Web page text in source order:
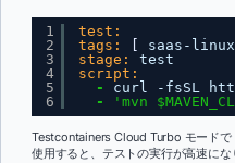
1
2
3
4
5
6
test:
tags:
saas-
stage:
test
script:
-
curl -fsSL
-
'mvn
Testcontainers Cloud Turbo モード
使用すると、テストの実行が高速にな